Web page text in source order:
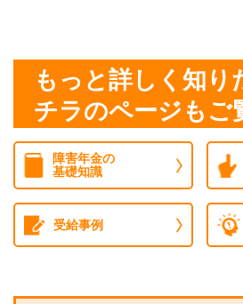
もっと詳しく知り
チラのページもご
障害年金の
基礎知識
受給事例